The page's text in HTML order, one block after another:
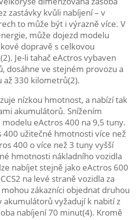
zastávky kvůli nabíjení – v
to může být i výrazně více. V
může dojezd modelu
dopravě s celkovou
Je-li tahač eActros vybaven
dosáhne ve stejném provozu a
330 kilometrů(2).
nízkou hmotnost, a nabízí tak
akumulátorů. Snížením
eActros 400 na 9,5 tuny.
užitečné hmotnosti více než
400 o více než 3 tuny vyšší
hmotnosti nákladního vozidla
nabíjet stejně jako eActros 600
na levé straně vozidla za
zákazníci objednat druhou
akumulátorů vyžadují k nabití z
nabíjení 70 minut(4). Kromě